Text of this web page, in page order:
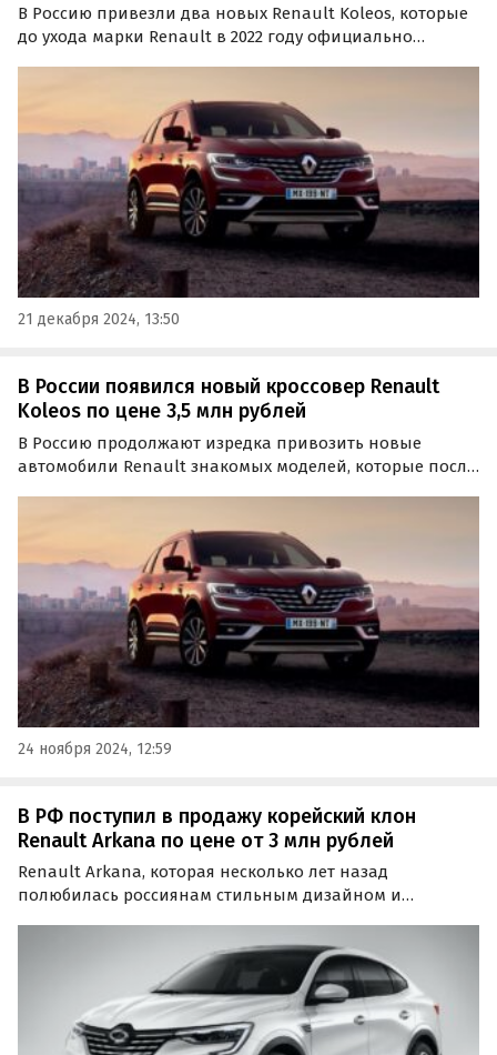
В Россию привезли два новых Renault Koleos, которые
до ухода марки Renault в 2022 году официально
000 рублей соответственно, узнал портал
«Автоновости…
21 декабря 2024, 13:50
В России появился новый кроссовер Renault
Koleos по цене 3,5 млн рублей
В Россию продолжают изредка привозить новые
автомобили Renault знакомых моделей, которые после
24 ноября 2024, 12:59
В РФ поступил в продажу корейский клон
Renault Arkana по цене от 3 млн рублей
Renault Arkana, которая несколько лет назад
полюбилась россиянам стильным дизайном и